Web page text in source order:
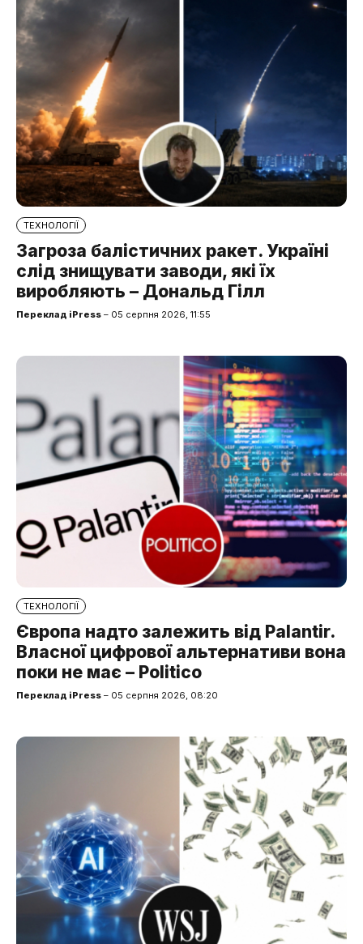
ТЕХНОЛОГІЇ
Загроза балістичних ракет. Україні
слід знищувати заводи, які їх
виробляють – Дональд Гілл
Переклад iPress – 05 серпня 2026, 11:55
ТЕХНОЛОГІЇ
Європа надто залежить від Palantir.
Власної цифрової альтернативи вона
поки не має – Politico
Переклад iPress – 05 серпня 2026, 08:20